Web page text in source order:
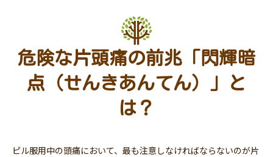
危険な片頭痛の前兆「閃輝暗
点（せんきあんてん）」と
は？
ピル服用中の頭痛において、最も注意しなければならないのが片